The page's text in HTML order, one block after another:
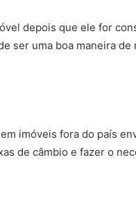
depois que ele for
ser uma boa maneira
imóveis fora do país
de câmbio e fazer o